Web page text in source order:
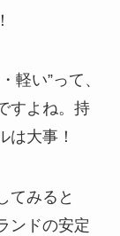
軽い”って、
すよね。持
は大事！
てみると
ンドの安定